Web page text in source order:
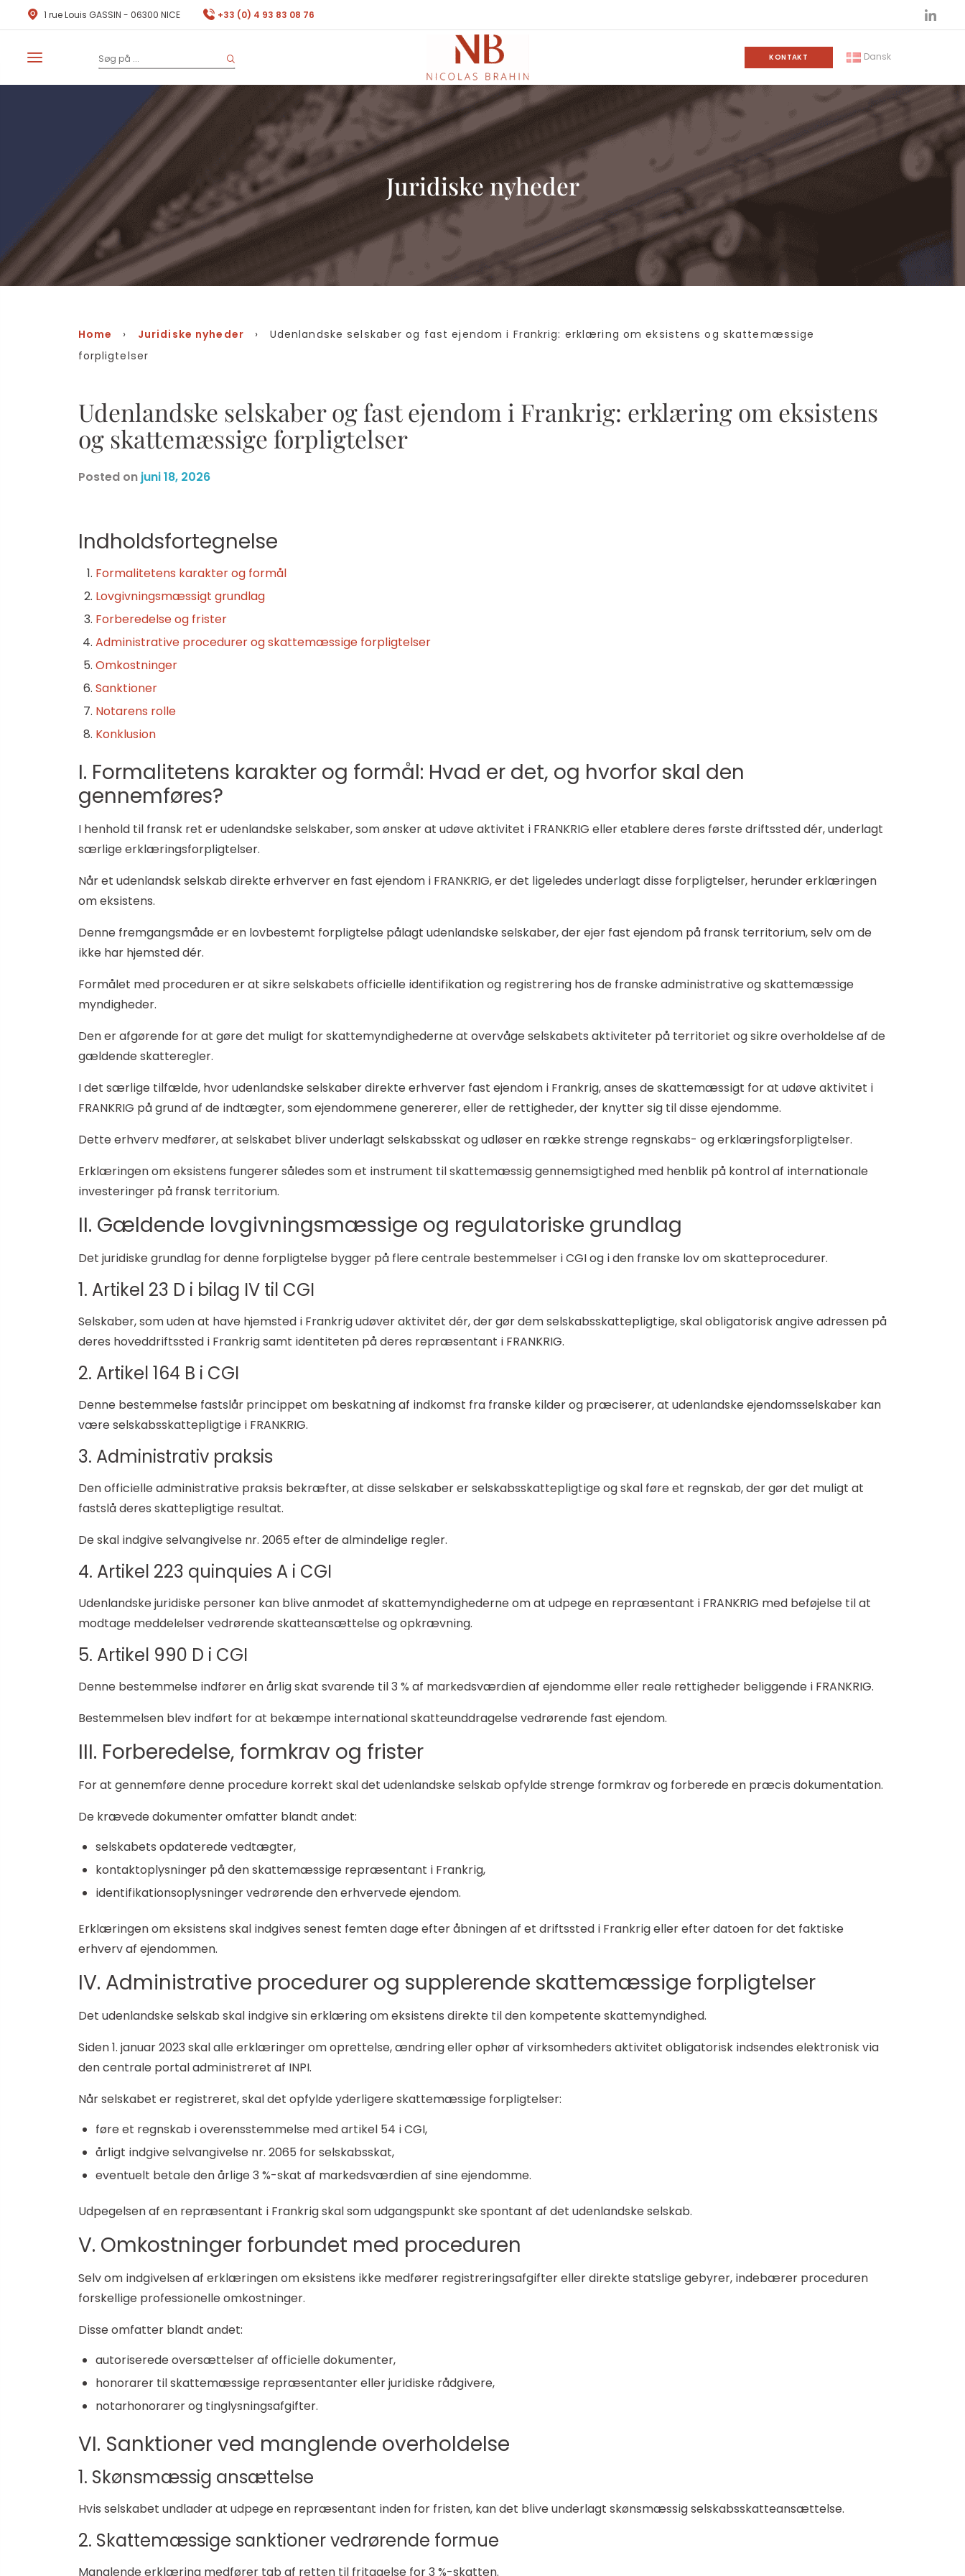
1 rue Louis GASSIN - 06300 NICE +33 (0) 4 93 83 08 76
KONTAKT Dansk
Juridiske nyheder
Home › Juridiske nyheder › Udenlandske selskaber og fast ejendom i Frankrig: erklæring om eksistens og skattemæssige
forpligtelser
Udenlandske selskaber og fast ejendom i Frankrig: erklæring om eksistens
og skattemæssige forpligtelser
Posted on juni 18, 2026
Indholdsfortegnelse
Formalitetens karakter og formål
Lovgivningsmæssigt grundlag
Forberedelse og frister
Administrative procedurer og skattemæssige forpligtelser
Omkostninger
Sanktioner
Notarens rolle
Konklusion
I. Formalitetens karakter og formål: Hvad er det, og hvorfor skal den
gennemføres?
I henhold til fransk ret er udenlandske selskaber, som ønsker at udøve aktivitet i FRANKRIG eller etablere deres første driftssted dér, underlagt
særlige erklæringsforpligtelser.
Når et udenlandsk selskab direkte erhverver en fast ejendom i FRANKRIG, er det ligeledes underlagt disse forpligtelser, herunder erklæringen
om eksistens.
Denne fremgangsmåde er en lovbestemt forpligtelse pålagt udenlandske selskaber, der ejer fast ejendom på fransk territorium, selv om de
ikke har hjemsted dér.
Formålet med proceduren er at sikre selskabets officielle identifikation og registrering hos de franske administrative og skattemæssige
myndigheder.
Den er afgørende for at gøre det muligt for skattemyndighederne at overvåge selskabets aktiviteter på territoriet og sikre overholdelse af de
gældende skatteregler.
I det særlige tilfælde, hvor udenlandske selskaber direkte erhverver fast ejendom i Frankrig, anses de skattemæssigt for at udøve aktivitet i
FRANKRIG på grund af de indtægter, som ejendommene genererer, eller de rettigheder, der knytter sig til disse ejendomme.
Dette erhverv medfører, at selskabet bliver underlagt selskabsskat og udløser en række strenge regnskabs- og erklæringsforpligtelser.
Erklæringen om eksistens fungerer således som et instrument til skattemæssig gennemsigtighed med henblik på kontrol af internationale
investeringer på fransk territorium.
II. Gældende lovgivningsmæssige og regulatoriske grundlag
Det juridiske grundlag for denne forpligtelse bygger på flere centrale bestemmelser i CGI og i den franske lov om skatteprocedurer.
1. Artikel 23 D i bilag IV til CGI
Selskaber, som uden at have hjemsted i Frankrig udøver aktivitet dér, der gør dem selskabsskattepligtige, skal obligatorisk angive adressen på
deres hoveddriftssted i Frankrig samt identiteten på deres repræsentant i FRANKRIG.
2. Artikel 164 B i CGI
Denne bestemmelse fastslår princippet om beskatning af indkomst fra franske kilder og præciserer, at udenlandske ejendomsselskaber kan
være selskabsskattepligtige i FRANKRIG.
3. Administrativ praksis
Den officielle administrative praksis bekræfter, at disse selskaber er selskabsskattepligtige og skal føre et regnskab, der gør det muligt at
fastslå deres skattepligtige resultat.
De skal indgive selvangivelse nr. 2065 efter de almindelige regler.
4. Artikel 223 quinquies A i CGI
Udenlandske juridiske personer kan blive anmodet af skattemyndighederne om at udpege en repræsentant i FRANKRIG med beføjelse til at
modtage meddelelser vedrørende skatteansættelse og opkrævning.
5. Artikel 990 D i CGI
Denne bestemmelse indfører en årlig skat svarende til 3 % af markedsværdien af ejendomme eller reale rettigheder beliggende i FRANKRIG.
Bestemmelsen blev indført for at bekæmpe international skatteunddragelse vedrørende fast ejendom.
III. Forberedelse, formkrav og frister
For at gennemføre denne procedure korrekt skal det udenlandske selskab opfylde strenge formkrav og forberede en præcis dokumentation.
De krævede dokumenter omfatter blandt andet:
selskabets opdaterede vedtægter,
kontaktoplysninger på den skattemæssige repræsentant i Frankrig,
identifikationsoplysninger vedrørende den erhvervede ejendom.
Erklæringen om eksistens skal indgives senest femten dage efter åbningen af et driftssted i Frankrig eller efter datoen for det faktiske
erhverv af ejendommen.
IV. Administrative procedurer og supplerende skattemæssige forpligtelser
Det udenlandske selskab skal indgive sin erklæring om eksistens direkte til den kompetente skattemyndighed.
Siden 1. januar 2023 skal alle erklæringer om oprettelse, ændring eller ophør af virksomheders aktivitet obligatorisk indsendes elektronisk via
den centrale portal administreret af INPI.
Når selskabet er registreret, skal det opfylde yderligere skattemæssige forpligtelser:
føre et regnskab i overensstemmelse med artikel 54 i CGI,
årligt indgive selvangivelse nr. 2065 for selskabsskat,
eventuelt betale den årlige 3 %-skat af markedsværdien af sine ejendomme.
Udpegelsen af en repræsentant i Frankrig skal som udgangspunkt ske spontant af det udenlandske selskab.
V. Omkostninger forbundet med proceduren
Selv om indgivelsen af erklæringen om eksistens ikke medfører registreringsafgifter eller direkte statslige gebyrer, indebærer proceduren
forskellige professionelle omkostninger.
Disse omfatter blandt andet:
autoriserede oversættelser af officielle dokumenter,
honorarer til skattemæssige repræsentanter eller juridiske rådgivere,
notarhonorarer og tinglysningsafgifter.
VI. Sanktioner ved manglende overholdelse
1. Skønsmæssig ansættelse
Hvis selskabet undlader at udpege en repræsentant inden for fristen, kan det blive underlagt skønsmæssig selskabsskatteansættelse.
2. Skattemæssige sanktioner vedrørende formue
Manglende erklæring medfører tab af retten til fritagelse for 3 %-skatten.